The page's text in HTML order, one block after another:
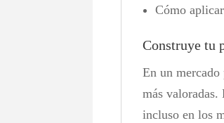
Cómo
Construye tu
En un mercado
más valoradas.
incluso en los